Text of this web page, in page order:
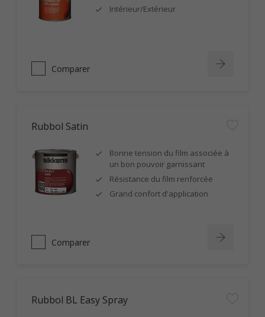
Intérieur/Extérieur
Comparer
Rubbol Satin
Bonne tension du film associée à
un bon pouvoir garnissant
Résistance du film renforcée
Grand confort d'application
Comparer
Rubbol BL Easy Spray